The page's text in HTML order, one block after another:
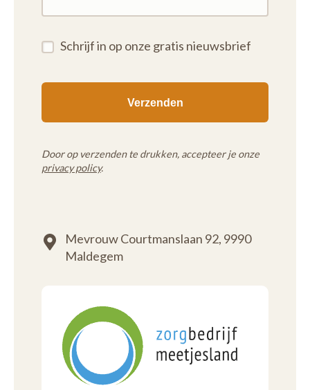
Schrijf in op onze gratis nieuwsbrief
Door op verzenden te drukken, accepteer je onze
privacy policy.
Mevrouw Courtmanslaan 92, 9990
Maldegem